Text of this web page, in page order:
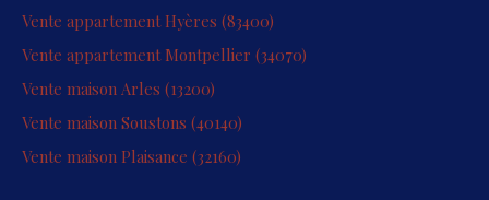
Vente appartement Hyères (83400)
Vente appartement Montpellier (34070)
Vente maison Arles (13200)
Vente maison Soustons (40140)
Vente maison Plaisance (32160)